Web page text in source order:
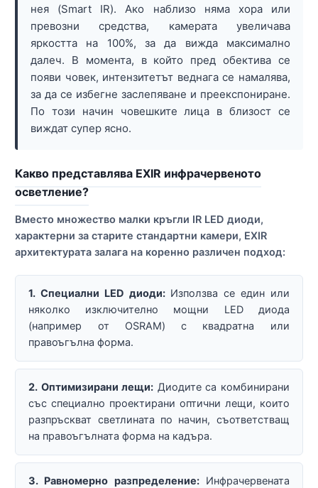
нея (Smart IR). Ако наблизо няма хора или
превозни средства, камерата увеличава
яркостта на 100%, за да вижда максимално
далеч. В момента, в който пред обектива се
появи човек, интензитетът веднага се намалява,
за да се избегне заслепяване и преекспониране.
По този начин човешките лица в близост се
виждат супер ясно.
Какво представлява EXIR инфрачервеното
осветление?
Вместо множество малки кръгли IR LED диоди,
характерни за старите стандартни камери, EXIR
архитектурата залага на коренно различен подход:
1. Специални LED диоди:Използва се един или
няколко изключително мощни LED диода
(например от OSRAM) с квадратна или
правоъгълна форма.
2. Оптимизирани лещи: Диодите са комбинирани
със специално проектирани оптични лещи, които
разпръскват светлината по начин, съответстващ
на правоъгълната форма на кадъра.
3. Равномерно разпределение:Инфрачервената